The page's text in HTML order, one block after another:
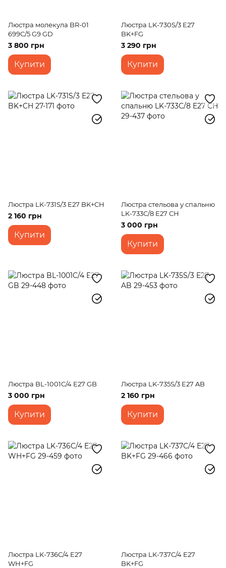
Люстра молекула BR-01
699C/5 G9 GD
3 800 грн
Купити
Люстра LK-730S/3 E27
BK+FG
3 290 грн
Купити
Люстра LK-731S/3 E27 BK+CH
2 160 грн
Купити
Люстра стельова у спальню
LK-733C/8 E27 CH
3 000 грн
Купити
Люстра BL-1001C/4 E27 GB
3 000 грн
Купити
Люстра LK-735S/3 E27 AB
2 160 грн
Купити
Люстра LK-736C/4 E27
WH+FG
Люстра LK-737C/4 E27
BK+FG